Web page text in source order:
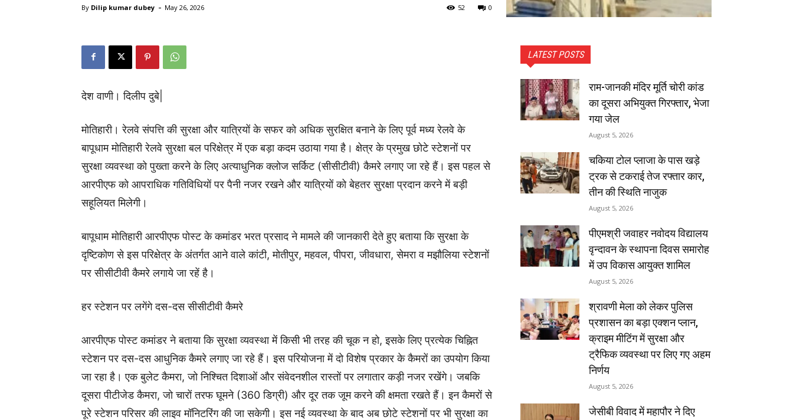
By Dilip kumar dubey - May 26, 2026 0
52
देश वाणी। दिलीप दुबे|
मोतिहारी। रेलवे संपत्ति की सुरक्षा और यात्रियों के सफर को अधिक सुरक्षित बनाने के लिए पूर्व मध्य रेलवे के
बापूधाम मोतिहारी रेलवे सुरक्षा बल परिक्षेत्र में एक बड़ा कदम उठाया गया है। क्षेत्र के प्रमुख छोटे स्टेशनों पर
सुरक्षा व्यवस्था को पुख्ता करने के लिए अत्याधुनिक क्लोज सर्किट (सीसीटीवी) कैमरे लगाए जा रहे हैं। इस पहल से
आरपीएफ को आपराधिक गतिविधियों पर पैनी नजर रखने और यात्रियों को बेहतर सुरक्षा प्रदान करने में बड़ी
सहूलियत मिलेगी।
बापूधाम मोतिहारी आरपीएफ पोस्ट के कमांडर भरत प्रसाद ने मामले की जानकारी देते हुए बताया कि सुरक्षा के
दृष्टिकोण से इस परिक्षेत्र के अंतर्गत आने वाले कांटी, मोतीपुर, महवल, पीपरा, जीवधारा, सेमरा व मझौलिया स्टेशनों
पर सीसीटीवी कैमरे लगाये जा रहें है।
हर स्टेशन पर लगेंगे दस-दस सीसीटीवी कैमरे
आरपीएफ पोस्ट कमांडर ने बताया कि सुरक्षा व्यवस्था में किसी भी तरह की चूक न हो, इसके लिए प्रत्येक चिह्नित
स्टेशन पर दस-दस आधुनिक कैमरे लगाए जा रहे हैं। इस परियोजना में दो विशेष प्रकार के कैमरों का उपयोग किया
जा रहा है। एक बुलेट कैमरा, जो निश्चित दिशाओं और संवेदनशील रास्तों पर लगातार कड़ी नजर रखेंगे। जबकि
दूसरा पीटीजेड कैमरा, जो चारों तरफ घूमने (360 डिग्री) और दूर तक जूम करने की क्षमता रखते हैं। इन कैमरों से
पूरे स्टेशन परिसर की लाइव मॉनिटरिंग की जा सकेगी। इस नई व्यवस्था के बाद अब छोटे स्टेशनों पर भी सुरक्षा का
LATEST POSTS
राम-जानकी मंदिर मूर्ति चोरी कांड
का दूसरा अभियुक्त गिरफ्तार, भेजा
गया जेल
August 5, 2026
चकिया टोल प्लाजा के पास खड़े
ट्रक से टकराई तेज रफ्तार कार,
तीन की स्थिति नाजुक
August 5, 2026
पीएमश्री जवाहर नवोदय विद्यालय
वृन्दावन के स्थापना दिवस समारोह
में उप विकास आयुक्त शामिल
August 5, 2026
श्रावणी मेला को लेकर पुलिस
प्रशासन का बड़ा एक्शन प्लान,
क्राइम मीटिंग में सुरक्षा और
ट्रैफिक व्यवस्था पर लिए गए अहम
निर्णय
August 5, 2026
जेसीबी विवाद में महापौर ने दिए